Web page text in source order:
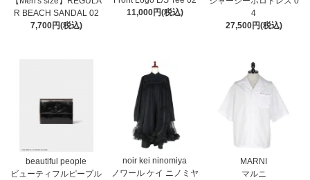
R BEACH SANDAL 02
7,700円(税込)
11,000円(税込)
4
27,500円(税込)
beautiful people
ビューティフルピープル
noir kei ninomiya
ノワール ケイ ニノミヤ
MARNI
マルニ